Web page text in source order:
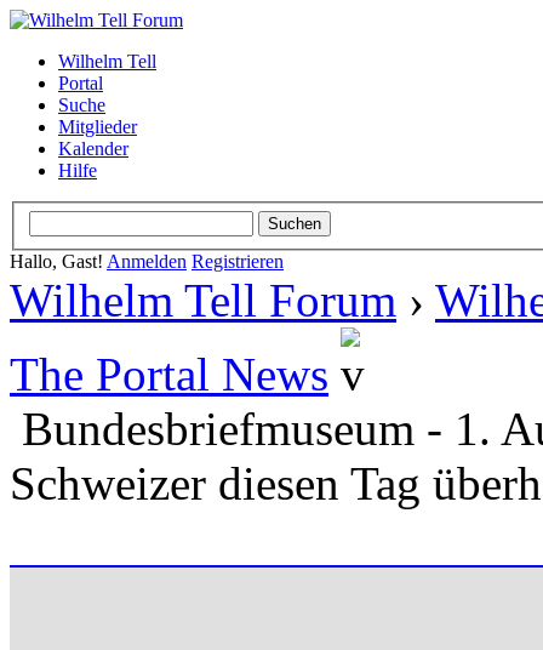
Wilhelm Tell
Portal
Suche
Mitglieder
Kalender
Hilfe
Hallo, Gast! Anmelden Registrieren
Wilhelm Tell Forum ›
The Portal News
Bundesbriefmuseum - 1.
Schweizer diesen Tag